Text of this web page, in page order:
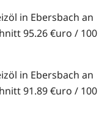
in Ebersbach an
95.26 €uro / 100
in Ebersbach an
91.89 €uro / 100